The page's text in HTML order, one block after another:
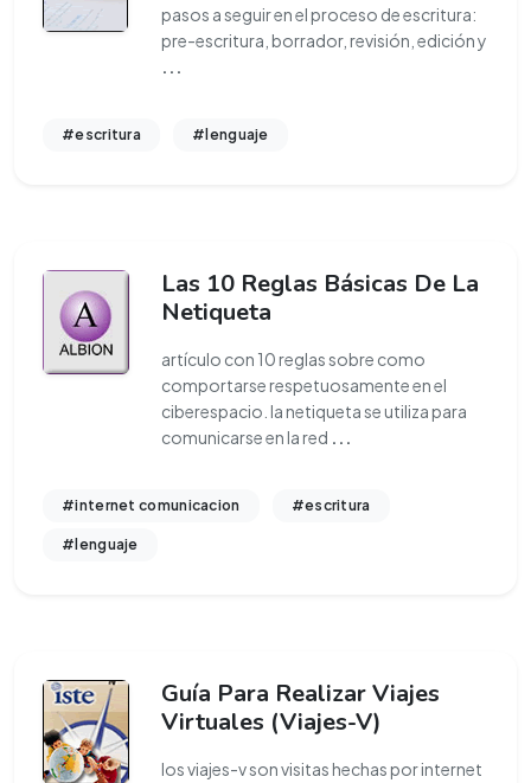
pasos a seguir en el proceso de escritura:
pre-escritura, borrador, revisión, edición y
...
#escritura #lenguaje
Las 10 Reglas Básicas De La
Netiqueta
artículo con 10 reglas sobre como
comportarse respetuosamente en el
ciberespacio. la netiqueta se utiliza para
comunicarse en la red ...
#internet comunicacion #escritura
#lenguaje
Guía Para Realizar Viajes
Virtuales (Viajes-V)
los viajes-v son visitas hechas por internet